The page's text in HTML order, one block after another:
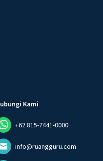
Kami
+62 815-7441-0000
info@ruangguru.com